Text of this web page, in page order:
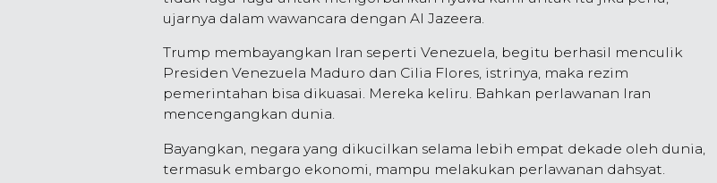
ujarnya dalam wawancara dengan Al Jazeera.
Trump membayangkan Iran seperti Venezuela, begitu berhasil menculik
Presiden Venezuela Maduro dan Cilia Flores, istrinya, maka rezim
pemerintahan bisa dikuasai. Mereka keliru. Bahkan perlawanan Iran
mencengangkan dunia.
Bayangkan, negara yang dikucilkan selama lebih empat dekade oleh dunia,
termasuk embargo ekonomi, mampu melakukan perlawanan dahsyat.